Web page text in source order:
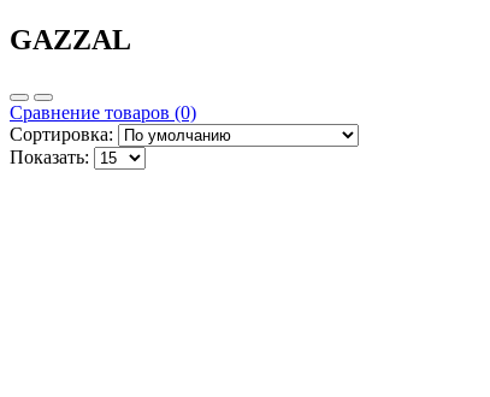
GAZZAL
Сравнение товаров (0)
Сортировка:
Показать: